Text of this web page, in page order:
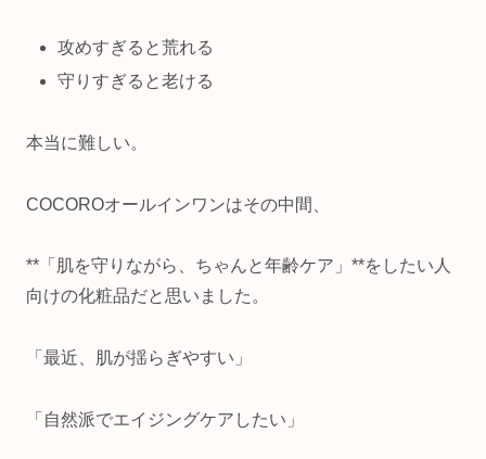
攻めすぎると荒れる
守りすぎると老ける
本当に難しい。
COCOROオールインワンはその中間、
**「肌を守りながら、ちゃんと年齢ケア」**をしたい人
向けの化粧品だと思いました。
「最近、肌が揺らぎやすい」
「自然派でエイジングケアしたい」